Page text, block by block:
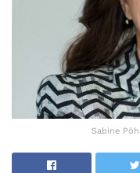
Sabine